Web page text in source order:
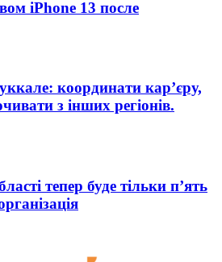
iPhone 13 после
координати кар’єру,
з інших регіонів.
тепер буде тільки п’ять